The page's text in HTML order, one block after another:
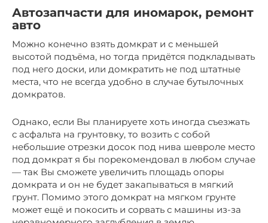
Автозапчасти для иномарок, ремонт
авто
Можно конечно взять домкрат и с меньшей
высотой подъёма, но тогда придётся подкладывать
под него доски, или домкратить не под штатные
места, что не всегда удобно в случае бутылочных
домкратов.
Однако, если Вы планируете хоть иногда съезжать
с асфальта на грунтовку, то возить с собой
небольшие отрезки досок под нива шевроле место
под домкрат я бы порекомендовал в любом случае
— так Вы сможете увеличить площадь опоры
домкрата и он не будет закапываться в мягкий
грунт. Помимо этого домкрат на мягком грунте
может ещё и покосить и сорвать с машины из-за